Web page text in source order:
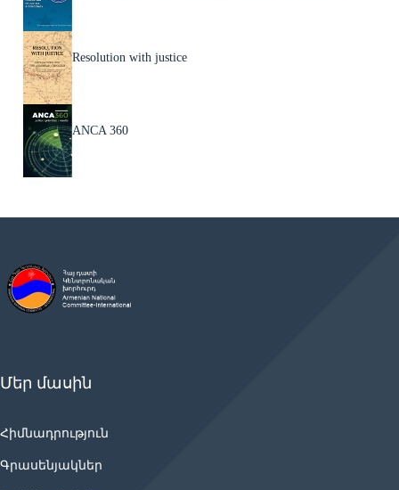
Resolution with justice
ANCA 360
Մեր մասին
Հիմնադրություն
Գրասենյակներ